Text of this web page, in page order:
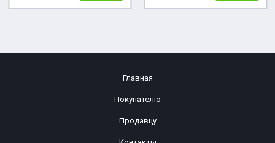
Главная
Покупателю
Продавцу